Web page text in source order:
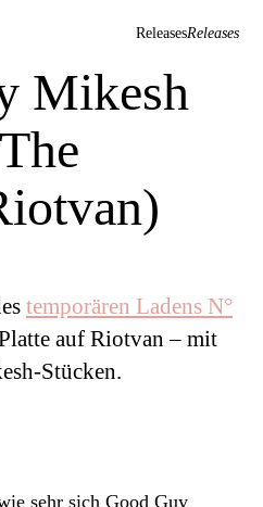
ReleasesReleases
Mikesh
temporären Ladens N°
auf Riotvan – mit
Stücken.
sehr sich Good Guy